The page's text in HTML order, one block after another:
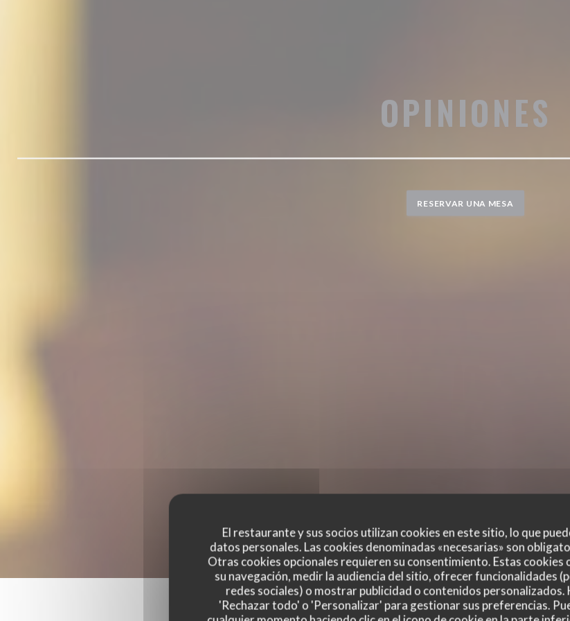
El restaurante y sus socios utilizan cookies en este sitio, lo que
datos personales. Las cookies denominadas «necesarias» son
Otras cookies opcionales requieren su consentimiento. Estas cookies
su navegación, medir la audiencia del sitio, ofrecer funcionalidades
redes sociales) o mostrar publicidad o contenidos personalizados.
'Rechazar todo' o 'Personalizar' para gestionar sus preferencias.
OPINIONES
RESERVAR UNA MESA